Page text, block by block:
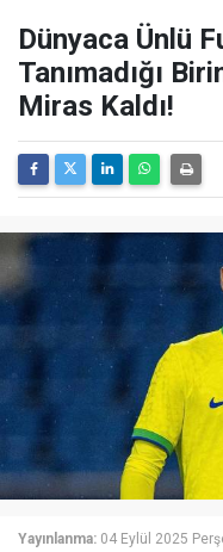
Dünyaca Ünlü
Tanımadığı
Miras Kaldı!
Yayınlanma: 04 Eylül 2025